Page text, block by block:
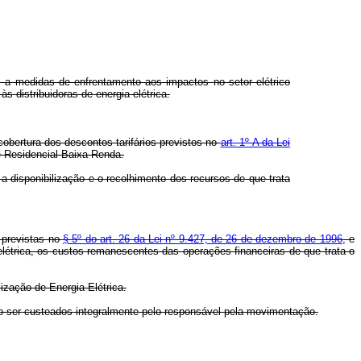
medidas de enfrentamento aos impactos no setor elétrico
distribuidoras de energia elétrica.
dos descontos tarifários previstos noart. 1º-A da Lei
Baixa Renda.
disponibilização e o recolhimento dos recursos de que trata
previstas no§ 5º do art. 26 da Lei nº 9.427, de 26 de dezembro de 1996, e
os custos remanescentes das operações financeiras de que trata o
de Energia Elétrica.
custeados integralmente pelo responsável pela movimentação.